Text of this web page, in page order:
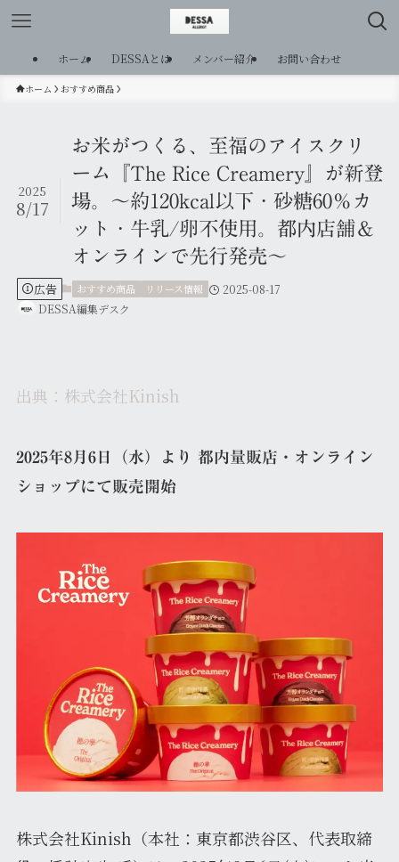
ホーム DESSAとは メンバー紹介 お問い合わせ
ホーム おすすめ商品
お米がつくる、至福のアイスクリ
ーム『The Rice Creamery』が新登
場。～約120kcal以下・砂糖60％カ
ット・牛乳/卵不使用。都内店舗＆
オンラインで先行発売～
2025
8/17
広告 おすすめ商品 リリース情報
2025-08-17
DESSA編集デスク
出典：株式会社Kinish
2025年8月6日（水）より 都内量販店・オンライン
ショップにて販売開始
株式会社Kinish（本社：東京都渋谷区、代表取締